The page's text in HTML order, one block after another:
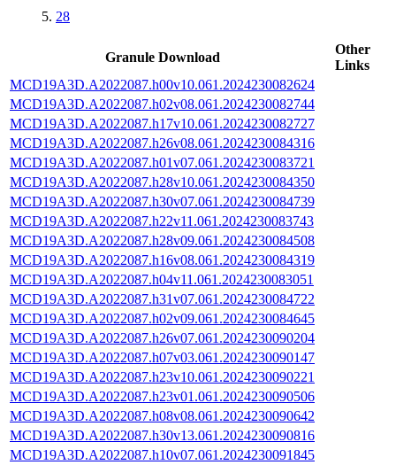
28
Granule Download
Other
Links
MCD19A3D.A2022087.h00v10.061.2024230082624
MCD19A3D.A2022087.h02v08.061.2024230082744
MCD19A3D.A2022087.h17v10.061.2024230082727
MCD19A3D.A2022087.h26v08.061.2024230084316
MCD19A3D.A2022087.h01v07.061.2024230083721
MCD19A3D.A2022087.h28v10.061.2024230084350
MCD19A3D.A2022087.h30v07.061.2024230084739
MCD19A3D.A2022087.h22v11.061.2024230083743
MCD19A3D.A2022087.h28v09.061.2024230084508
MCD19A3D.A2022087.h16v08.061.2024230084319
MCD19A3D.A2022087.h04v11.061.2024230083051
MCD19A3D.A2022087.h31v07.061.2024230084722
MCD19A3D.A2022087.h02v09.061.2024230084645
MCD19A3D.A2022087.h26v07.061.2024230090204
MCD19A3D.A2022087.h07v03.061.2024230090147
MCD19A3D.A2022087.h23v10.061.2024230090221
MCD19A3D.A2022087.h23v01.061.2024230090506
MCD19A3D.A2022087.h08v08.061.2024230090642
MCD19A3D.A2022087.h30v13.061.2024230090816
MCD19A3D.A2022087.h10v07.061.2024230091845